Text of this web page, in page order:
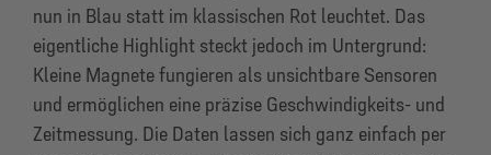
nun in Blau statt im klassischen Rot leuchtet. Das
eigentliche Highlight steckt jedoch im Untergrund:
Kleine Magnete fungieren als unsichtbare Sensoren
und ermöglichen eine präzise Geschwindigkeits- und
Zeitmessung. Die Daten lassen sich ganz einfach per